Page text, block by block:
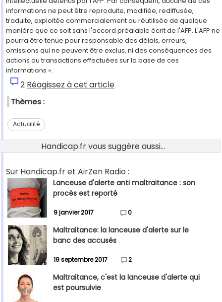
informations ne peut être reproduite, modifiée, rediffusée,
traduite, exploitée commercialement ou réutilisée de quelque
manière que ce soit sans l'accord préalable écrit de l'AFP. L'AFP ne
pourra être tenue pour responsable des délais, erreurs,
omissions qui ne peuvent être exclus, ni des conséquences des
actions ou transactions effectuées sur la base de ces
informations ».
2 Réagissez à cet article
Thèmes :
Actualité
Handicap.fr vous suggère aussi...
Sur Handicap.fr et AirZen Radio :
Lanceuse d'alerte anti maltraitance : son
procès est reporté
9 janvier 2017 0
Maltraitance: la lanceuse d'alerte sur le
banc des accusés
19 septembre 2017 2
Maltraitance, c'est la lanceuse d'alerte qui
est poursuivie